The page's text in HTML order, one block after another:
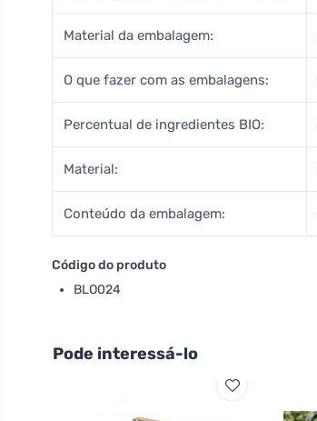
Material da embalagem:
O que fazer com as embalagens:
Percentual de ingredientes BIO:
Material:
Conteúdo da embalagem:
Código do produto
BLO024
Pode interessá-lo